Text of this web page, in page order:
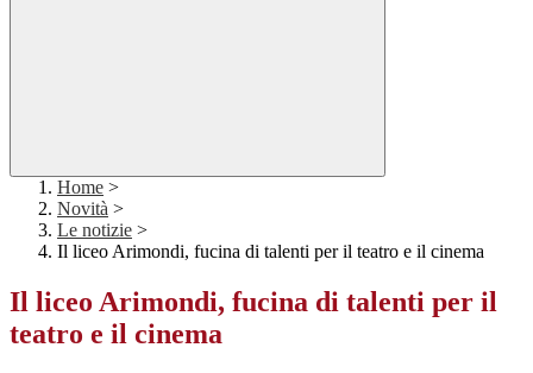
Home >
Novità >
Le notizie >
Il liceo Arimondi, fucina di talenti per il teatro e il cinema
Il liceo Arimondi, fucina di talenti per il
teatro e il cinema